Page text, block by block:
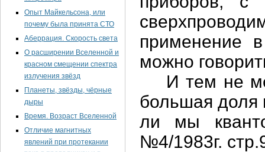
Опыт Майкельсона, или
почему была принята СТО
Аберрация. Скорость света
О расширении Вселенной и
красном смещении спектра
излучения звёзд
Планеты, звёзды, чёрные
дыры
Время. Возраст Вселенной
Отличие магнитных
явлений при протекании
применение
можно
И тем не
большая
ли мы
№4/1983г.